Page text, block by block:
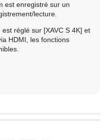
est enregistré sur un
lecture.
est réglé sur [XAVC S 4K] et
HDMI, les fonctions